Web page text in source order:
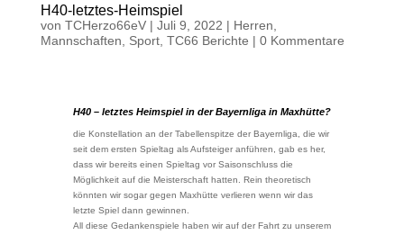
H40-letztes-Heimspiel
von TCHerzo66eV| Juli 9, 2022 | Herren
Mannschaften
Sport, TC66 Berichte | 0 Kommentare
H40 – letztes Heimspiel in der Bayernliga in Maxhütte?
die Konstellation an der Tabellenspitze der Bayernliga, die wir
seit dem ersten Spieltag als Aufsteiger anführen, gab es her,
dass wir bereits einen Spieltag vor Saisonschluss die
Möglichkeit auf die Meisterschaft hatten. Rein theoretisch
könnten wir sogar gegen Maxhütte verlieren wenn wir das
letzte Spiel dann gewinnen.
All diese Gedankenspiele haben wir auf der Fahrt zu unserem